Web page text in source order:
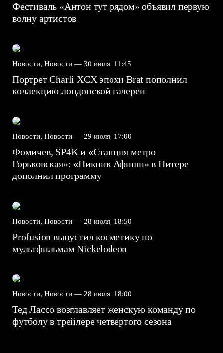
Фестиваль «Антон тут рядом» объявил первую
волну артистов
Новости, Новости — 30 июля, 11:45
Портрет Charli XCX эпохи Brat пополнил
коллекцию лондонской галереи
Новости, Новости — 29 июля, 17:00
Фомичев, SP4K и «Станция метро
Горьковская»: «Пикник Афиши» в Питере
дополнил программу
Новости, Новости — 28 июля, 18:50
Profusion выпустил косметику по
мультфильмам Nickelodeon
Новости, Новости — 28 июля, 18:00
Тед Лассо возглавляет женскую команду по
футболу в трейлере четвертого сезона